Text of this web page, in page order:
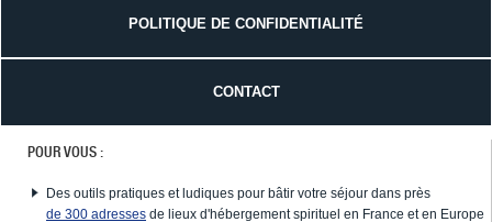
POLITIQUE DE CONFIDENTIALITÉ
CONTACT
POUR VOUS :
Des outils pratiques et ludiques pour bâtir votre séjour dans près
de 300 adresses de lieux d'hébergement spirituel en France et en Europe